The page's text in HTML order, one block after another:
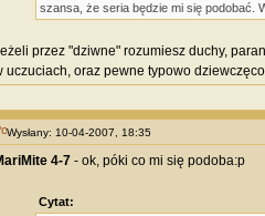
szansa, że seria będzie mi się podobać.
przez "dziwne" rozumiesz duchy,
uczuciach, oraz pewne typowo
Wysłany: 10-04-2007, 18:35
4-7- ok, póki co mi się podoba:p
Cytat: